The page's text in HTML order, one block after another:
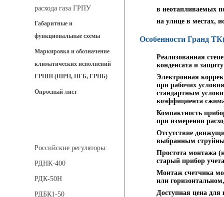
расхода газа ГРПУ
Габаритные и
функциональные схемы
Маркировка и обозначение
климатических исполнений
ГРПШ (ШРП, ПГБ, ГРПБ)
Опросный лист
Российские регуляторы:
РДНК-400
РДК-50Н
РДБК1-50
в неотапливаемых
на улице в местах,
Особенности Гранд
Реализованная
конденсата и
Электронная
при рабочих
стандартным
коэффициента
Компактность
при измерении
Отсутствие
выбранным
Простота монтажа
старый прибор
Монтаж счетчика
или
Доступная цена для